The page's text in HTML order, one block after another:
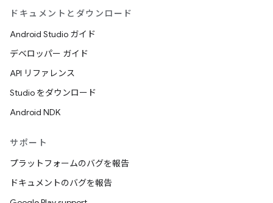
ドキュメントとダウンロード
Android Studio ガイド
デベロッパー ガイド
API リファレンス
Studio をダウンロード
Android NDK
サポート
プラットフォームのバグを報告
ドキュメントのバグを報告